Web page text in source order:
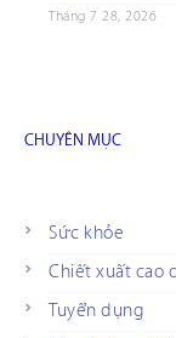
Tháng 7 28, 2026
CHUYÊN MỤC
Sức khỏe
Chiết xuất cao
Tuyển dụng